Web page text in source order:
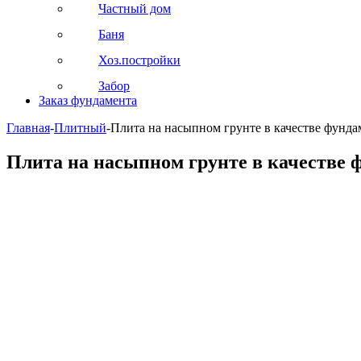
Частный дом
Баня
Хоз.постройки
Забор
Заказ фундамента
Главная-Плитный-Плита на насыпном грунте в качестве
Плита на насыпном грунте в качестве